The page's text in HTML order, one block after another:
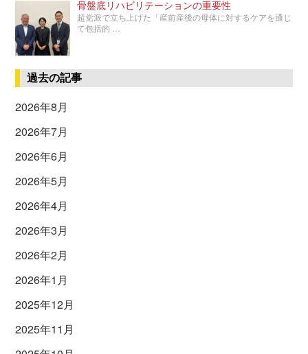
骨盤底リハビリテーションの重要性
超党派で立ち上げた「産前産後の母体に対するケアを通じ
て包括的 …
過去の記事
2026年8月
2026年7月
2026年6月
2026年5月
2026年4月
2026年3月
2026年2月
2026年1月
2025年12月
2025年11月